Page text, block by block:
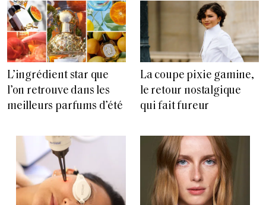
L’ingrédient star que
l’on retrouve dans les
meilleurs parfums d’été
La coupe pixie gamine,
le retour nostalgique
qui fait fureur